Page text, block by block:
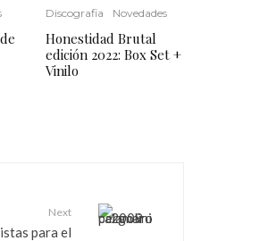
Discografia Novedades
Honestidad Brutal
edición 2022: Box Set +
Vinilo
Next
para el